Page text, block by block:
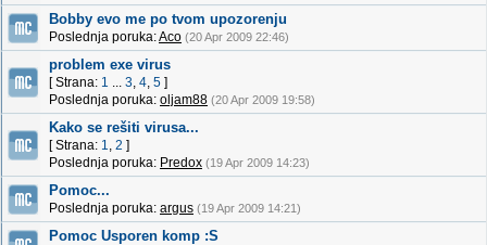
Bobby evo me po tvom upozorenju
Poslednja poruka:Aco (20 Apr 2009 22:46)
problem exe virus
[ Strana: 1 ... 3, 4, 5 ]
Poslednja poruka: oljam88 (20 Apr 2009 19:58)
Kako se rešiti virusa...
[ Strana: 1, 2 ]
Poslednja poruka: Predox (19 Apr 2009 14:23)
Pomoc...
Poslednja poruka: argus (19 Apr 2009 14:21)
Pomoc Usporen komp :S